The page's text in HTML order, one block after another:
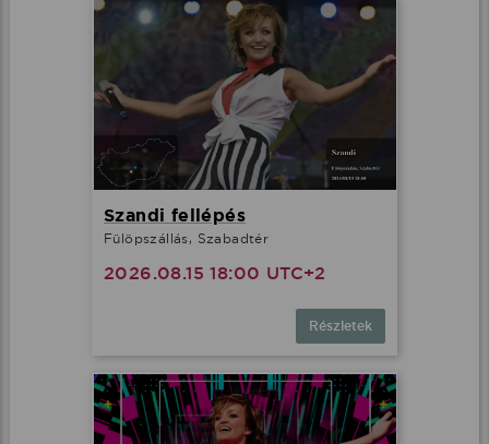
Szandi fellépés
Fülöpszállás, Szabadtér
2026.08.15 18:00 UTC+2
Részletek